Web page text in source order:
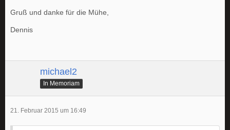
Gruß und danke für die Mühe,
Dennis
michael2
In Memoriam
21. Februar 2015 um 16:49